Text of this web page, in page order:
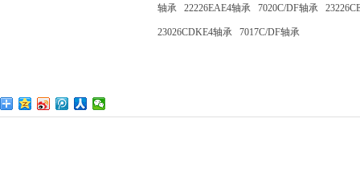
轴承 22226EAE4轴承 7020C/DF轴承
23026CDKE4轴承 7017C/DF轴承